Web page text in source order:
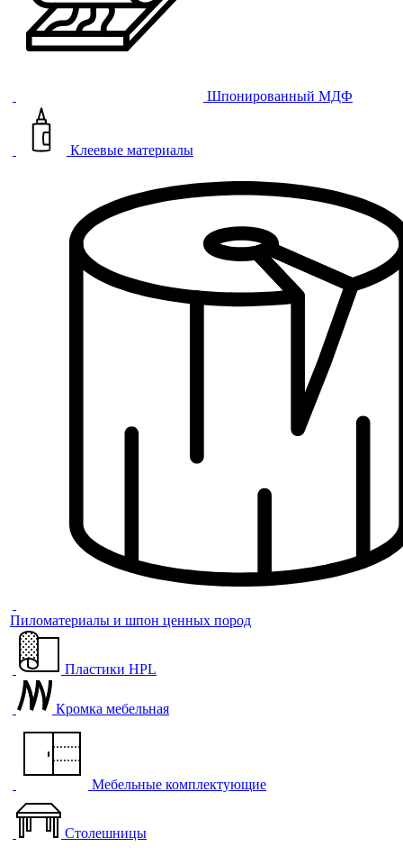
Шпонированный МДФ
Клеевые материалы
Пиломатериалы и шпон ценных пород
Пластики HPL
Кромка мебельная
Мебельные комплектующие
Столешницы